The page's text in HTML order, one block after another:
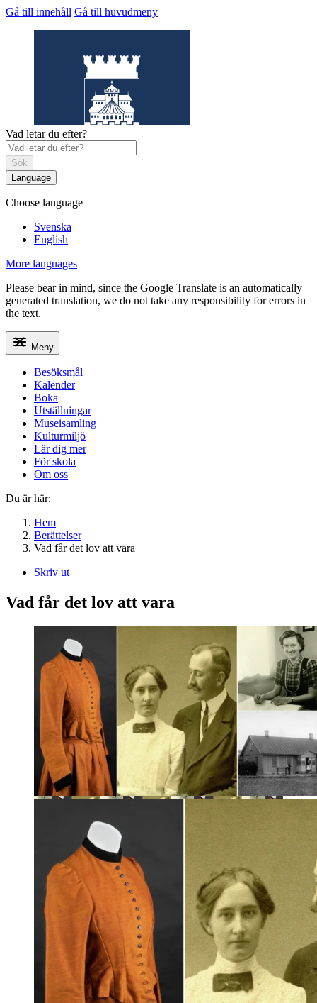
Gå till innehåll Gå till huvudmeny
Helsingborgs museum
Vad letar du efter?
Sök
Language
Choose language
Svenska
English
More languages
Please bear in mind, since the Google Translate is an automatically
generated translation, we do not take any responsibility for errors in
the text.
Meny
Besöksmål
Kalender
Boka
Utställningar
Museisamling
Kulturmiljö
Lär dig mer
För skola
Om oss
Du är här:
Hem
Berättelser
Vad får det lov att vara
Skriv ut
Vad får det lov att vara